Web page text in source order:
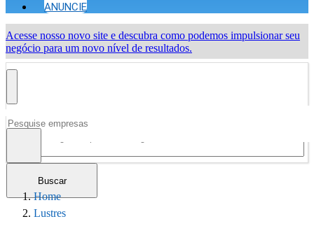
ANUNCIE
Acesse nosso novo site e descubra como podemos impulsionar seu
negócio para um novo nível de resultados.
Buscar
Home
Lustres